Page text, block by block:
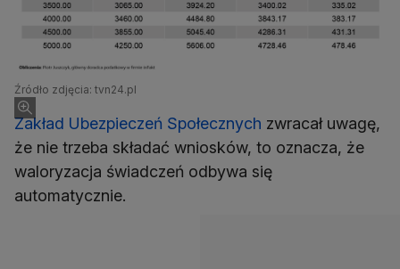
Źródło zdjęcia: tvn24.pl
Zakład Ubezpieczeń Społecznych zwracał uwagę,
że nie trzeba składać wniosków, to oznacza, że
waloryzacja świadczeń odbywa się
automatycznie.